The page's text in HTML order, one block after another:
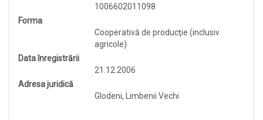
1006602011098
Forma
Cooperativă de producţie (inclusiv
agricole)
Data înregistrării
21.12.2006
Adresa juridică
Glodeni, Limbenii Vechi